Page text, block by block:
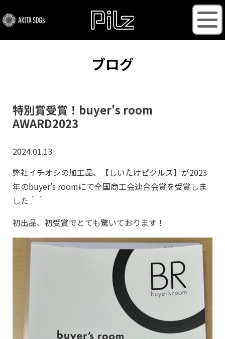
ブログ
特別賞受賞！buyer's room
AWARD2023
2024.01.13
弊社イチオシの加工品、【しいたけピクルス】が2023
年のbuyer's roomにて全国商工会連合会賞を受賞しま
した＾＾
初出品、初受賞でとても驚いております！